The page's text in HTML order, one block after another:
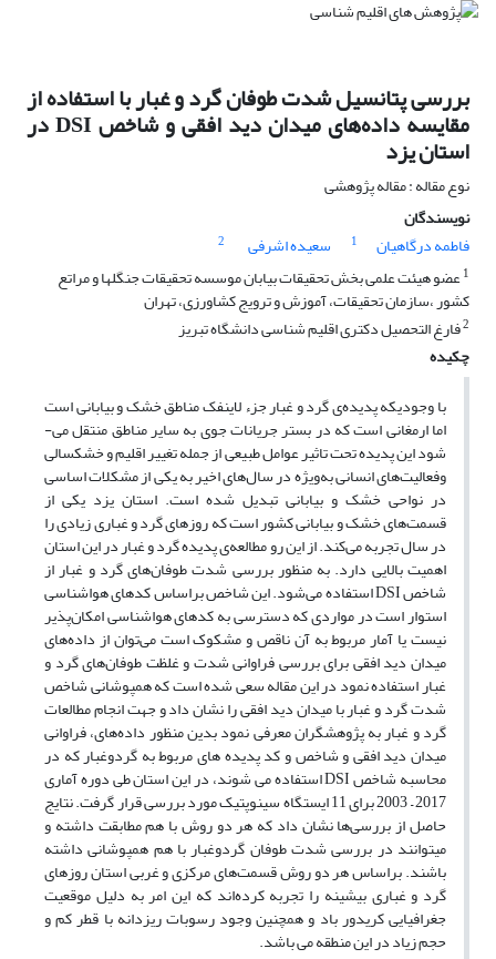
بررسی پتانسیل شدت طوفان گرد و غبار با استفاده از
مقایسه داده‌های میدان دید افقی و شاخص DSI در
استان یزد
نوع مقاله : مقاله پژوهشی
نویسندگان
فاطمه درگاهیان
1 سعیده اشرفی
2
1عضو هیئت علمی بخش تحقیقات بیابان موسسه تحقیقات جنگلها و مراتع
کشور ،سازمان تحقیقات، آموزش و ترویج کشاورزی، تهران
2فارغ التحصیل دکتری اقلیم شناسی دانشگاه تبریز
چکیده
با وجودیکه پدیده‌ی گرد و غبار جزء لاینفک مناطق خشک و بیابانی است
اما ارمغانی است که در بستر جریانات جوی به سایر مناطق منتقل می-
شود این پدیده تحت تاثیر عوامل طبیعی از جمله تغییر اقلیم و خشکسالی
وفعالیت‌های انسانی به‌ویژه در سال‌های اخیر به یکی از مشکلات اساسی
در نواحی خشک و بیابانی تبدیل شده است. استان یزد یکی از
قسمت‌های خشک و بیابانی کشور است که روزهای گرد و غباری زیادی را
در سال تجربه می‌کند. از این رو مطالعه‌ی پدیده گرد و غبار در این استان
اهمیت بالایی دارد. به منظور بررسی شدت طوفان‌های گرد و غبار از
شاخص DSI استفاده می‌شود. این شاخص براساس کدهای هواشناسی
استوار است در مواردی که دسترسی به کدهای هواشناسی امکان‌پذیر
نیست یا آمار مربوط به آن ناقص و مشکوک است می‌توان از داده‌های
میدان دید افقی برای بررسی فراوانی شدت و غلظت طوفان‌های گرد و
غبار استفاده نمود در این مقاله سعی شده است که همپوشانی شاخص
شدت گرد و غبار با میدان دید افقی را نشان داد و جهت انجام مطالعات
گرد و غبار به پژوهشگران معرفی نمود بدین منظور داده‌های، فراوانی
میدان دید افقی و شاخص و کد پدیده های مربوط به گردوغبار که در
محاسبه شاخص DSI استفاده می شوند، در این استان طی دوره آماری
2017 – 2003 برای 11 ایستگاه سینوپتیک مورد بررسی قرار گرفت. نتایج
حاصل از بررسی‌ها نشان داد که هر دو روش با هم مطابقت داشته و
میتوانند در بررسی شدت طوفان گردوغبار با هم همپوشانی داشته
باشند. براساس هر دو روش قسمت‌های مرکزی و غربی استان روزهای
گرد و غباری بیشینه را تجربه کرده‌اند که این امر به دلیل موقعیت
جغرافیایی کریدور باد و همچنین وجود رسوبات ریزدانه با قطر کم و
حجم زیاد در این منطقه می باشد.